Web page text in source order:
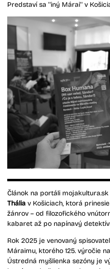
Predstaví sa ''iný Márai'' v
Článok na portáli
Thália v Košiciach, ktorá
žánrov – od filozofického
kabaret až po napínavý
Rok 2025 je venovaný
Máraimu, ktorého 125. výročie
Ústredná myšlienka sezóny je